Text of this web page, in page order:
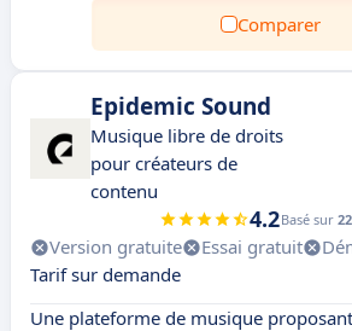
Comparer
Epidemic Sound
Musique libre de droits
pour créateurs de
contenu
4.2Basé sur
Version gratuite Essai gratuit
Tarif sur demande
Une plateforme de musique